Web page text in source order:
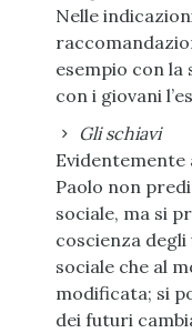
Nelle
esempio con la
con i giovani
Gli schiavi
Evidentemente
Paolo non
sociale, ma si
coscienza degli
sociale che al
modificata; si
dei futuri